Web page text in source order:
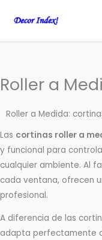
Roller a
Roller a Medida:
Las cortinas roller a
y funcional para
cualquier ambiente. Al
cada ventana, ofrecen
profesional.
A diferencia de las
adapta perfectamente